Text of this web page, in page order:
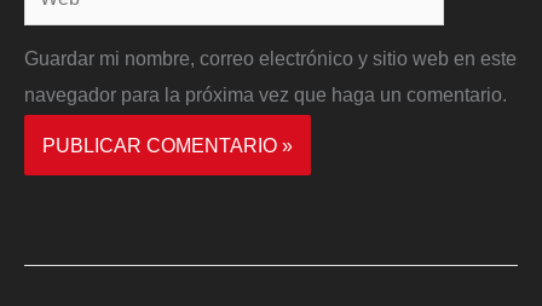
Guardar mi nombre, correo electrónico y sitio web en este
navegador para la próxima vez que haga un comentario.